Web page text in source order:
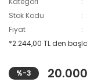
Stok Kodu
Fiyat
*2.244,00 TL den
%-3